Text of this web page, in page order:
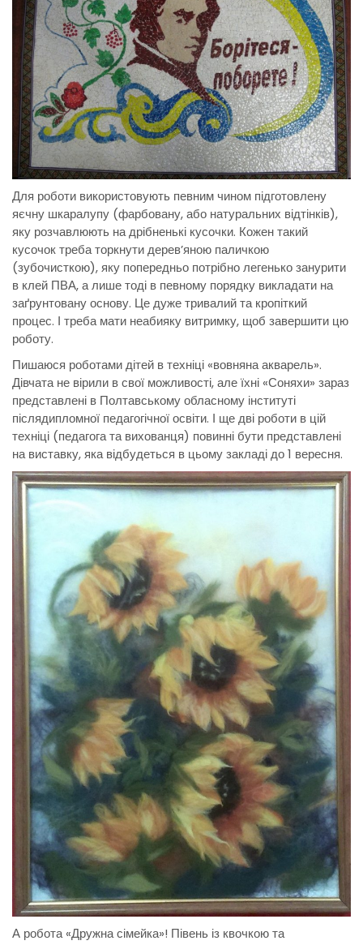
Для роботи використовують певним чином підготовлену
яєчну шкаралупу (фарбовану, або натуральних відтінків),
яку розчавлюють на дрібненькі кусочки. Кожен такий
кусочок треба торкнути дерев’яною паличкою
(зубочисткою), яку попередньо потрібно легенько занурити
в клей ПВА, а лише тоді в певному порядку викладати на
заґрунтовану основу. Це дуже тривалий та кропіткий
процес. І треба мати неабияку витримку, щоб завершити цю
роботу.
Пишаюся роботами дітей в техніці «вовняна акварель».
Дівчата не вірили в свої можливості, але їхні «Соняхи» зараз
представлені в Полтавському обласному інституті
післядипломної педагогічної освіти. І ще дві роботи в цій
техніці (педагога та вихованця) повинні бути представлені
на виставку, яка відбудеться в цьому закладі до 1 вересня.
А робота «Дружна сімейка»! Півень із квочкою та